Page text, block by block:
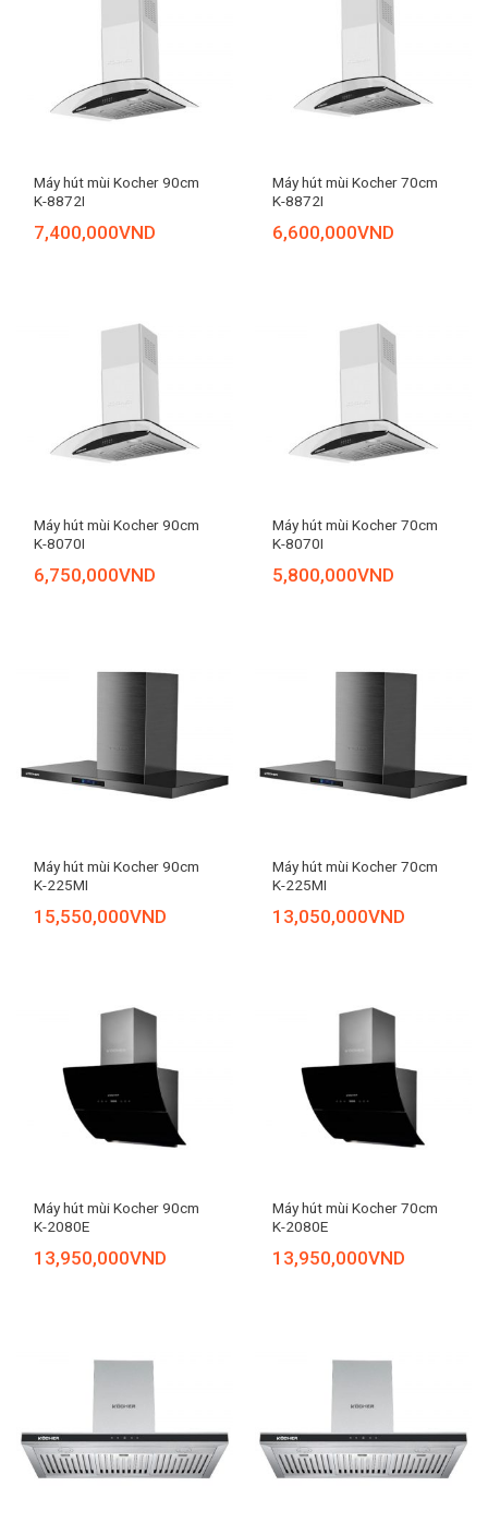
Máy hút mùi Kocher 90cm
K-8872I
7,400,000VND
Máy hút mùi Kocher 70cm
K-8872I
6,600,000VND
Máy hút mùi Kocher 90cm
K-8070I
6,750,000VND
Máy hút mùi Kocher 70cm
K-8070I
5,800,000VND
Máy hút mùi Kocher 90cm
K-225MI
15,550,000VND
Máy hút mùi Kocher 70cm
K-225MI
13,050,000VND
Máy hút mùi Kocher 90cm
K-2080E
13,950,000VND
Máy hút mùi Kocher 70cm
K-2080E
13,950,000VND